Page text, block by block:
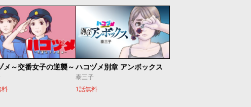
メ～交番女子の逆襲～
料
ハコヅメ別章 アンボックス
泰三子
1話無料